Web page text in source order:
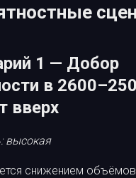
1 — Добор
в
вверх
высокая
снижением